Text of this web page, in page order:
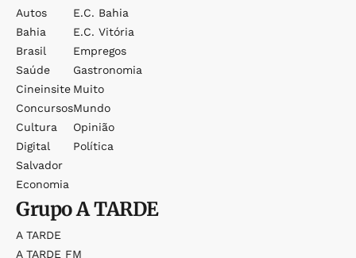
Autos
Bahia
Brasil
Saúde
Cineinsite
Concursos
Cultura
Digital
Salvador
Economia
E.c. Bahia
E.c. Vitória
Empregos
Gastronomia
Muito
Mundo
Opinião
Política
GrupoA TARDE
A TARDE
A TARDE FM